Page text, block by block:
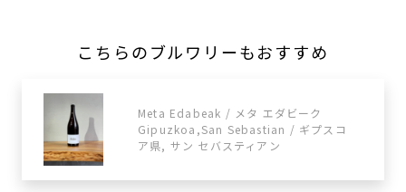
こちらのブルワリーもおすすめ
Meta Edabeak / メタ エダビーク
Gipuzkoa,San Sebastian / ギプスコ
ア県, サン セバスティアン